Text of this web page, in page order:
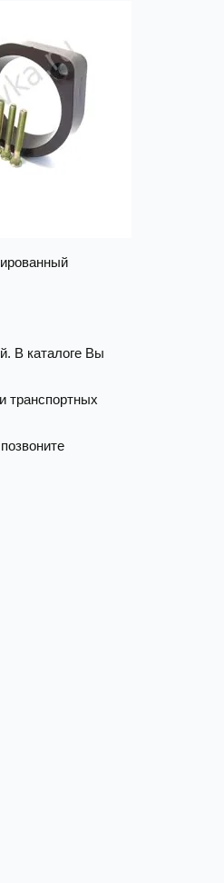
В каталоге Вы
транспортных